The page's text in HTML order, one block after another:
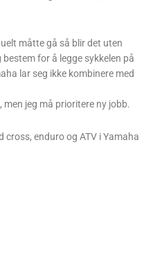
måtte gå så blir det uten
for å legge sykkelen på
lar seg ikke kombinere med
jeg må prioritere ny jobb.
enduro og ATV i Yamaha